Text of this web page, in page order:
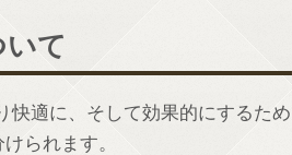
て
快適に、そして効果的にするため
られます。